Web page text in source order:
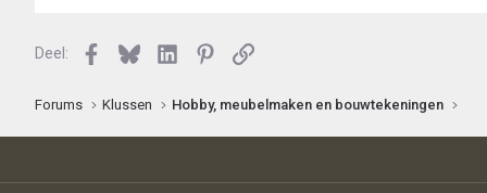
Deel: Facebook
BlueskyLinkedInPinterest
Link
Forums Klussen Hobby, meubelmaken en bouwtekeningen